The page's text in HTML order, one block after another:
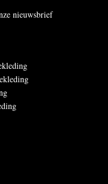
nieuwsbrief